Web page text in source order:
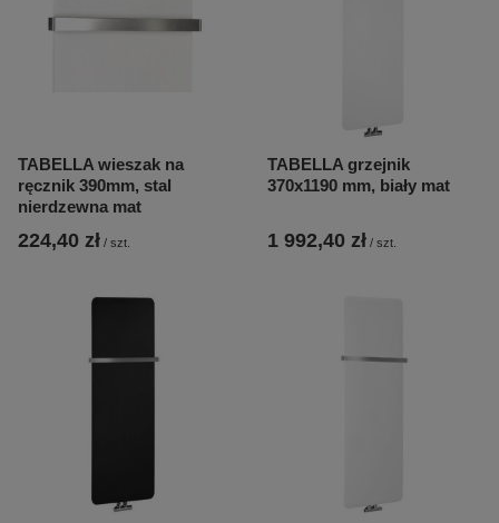
TABELLA wieszak na
ręcznik 390mm, stal
nierdzewna mat
224,40 zł / szt.
TABELLA grzejnik
370x1190 mm, biały mat
1 992,40 zł / szt.